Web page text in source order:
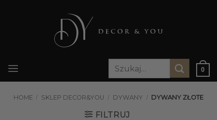
Szukaj:
0
HOME / SKLEP DECOR&YOU / DYWANY / DYWANY ZŁOTE
FILTRUJ